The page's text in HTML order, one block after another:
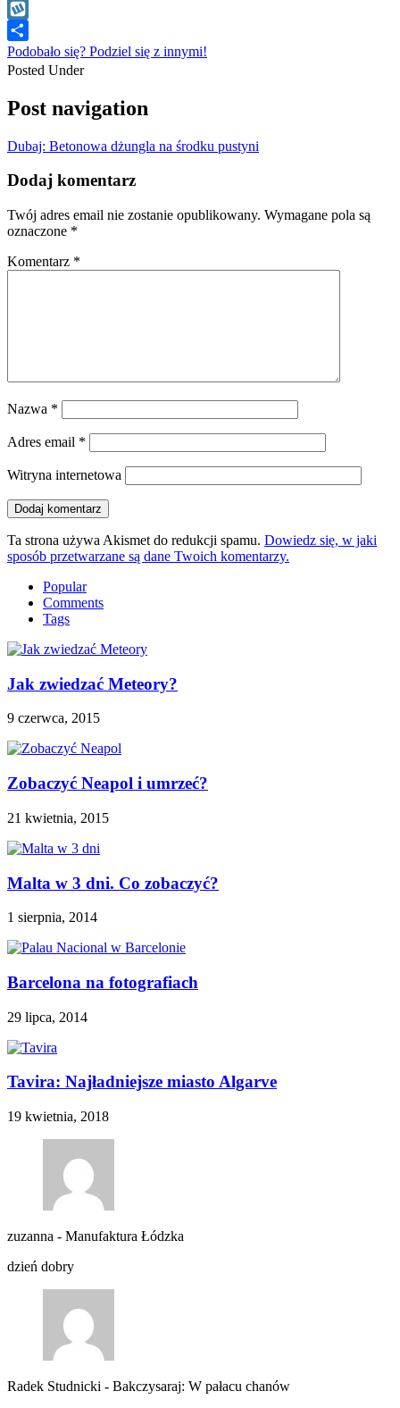
WhatsApp
Wykop
Podobało się? Podziel się z innymi!
Posted Under
Post navigation
Dubaj: Betonowa dżungla na środku pustyni
Dodaj komentarz
Twój adres email nie zostanie opublikowany. Wymagane pola są
oznaczone *
Komentarz *
Nazwa *
Adres email *
Witryna internetowa
Ta strona używa Akismet do redukcji spamu. Dowiedz się, w jaki
sposób przetwarzane są dane Twoich komentarzy.
Popular
Comments
Tags
Jak zwiedzać Meteory?
9 czerwca, 2015
Zobaczyć Neapol i umrzeć?
21 kwietnia, 2015
Malta w 3 dni. Co zobaczyć?
1 sierpnia, 2014
Barcelona na fotografiach
29 lipca, 2014
Tavira: Najładniejsze miasto Algarve
19 kwietnia, 2018
zuzanna - Manufaktura Łódzka
dzień dobry
Radek Studnicki - Bakczysaraj: W pałacu chanów